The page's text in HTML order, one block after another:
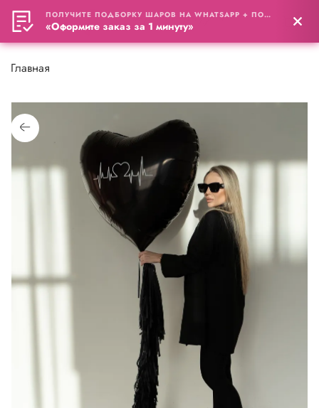
0
Главная
ПОЛУЧИТЕ ПОДБОРКУ ШАРОВ НА WHATSAPP + ПОДАРОК
«Оформите заказ за 1 минуту»